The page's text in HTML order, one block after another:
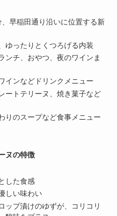
早稲田通り沿いに位置する新
ゆったりとくつろげる内装
ンチ、おやつ、夜のワインま
インなどドリンクメニュー
ートテリーヌ、焼き菓子など
りのスープなど食事メニュー
ヌの特徴
した食感
しい味わい
ップ漬けのゆずが、コリコリ